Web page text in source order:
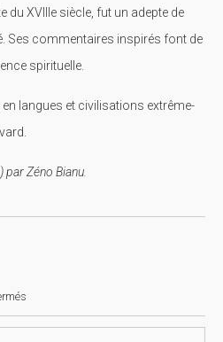
du XVIIIe siècle, fut un adepte de
Ses commentaires inspirés font de
spirituelle.
langues et civilisations extrême-
par Zéno Bianu.